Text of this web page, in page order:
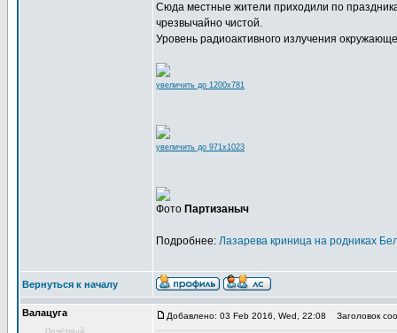
Сюда местные жители приходили по
чрезвычайно чистой.
Уровень радиоактивного излучения
увеличить до 1200x781
увеличить до 971x1023
Фото Партизаныч
Подробнее: Лазарева криница на родниках
Вернуться к началу
Валацуга
Почётный
Добавлено: 03 Feb 2016, Wed, 22:08 Заголовок